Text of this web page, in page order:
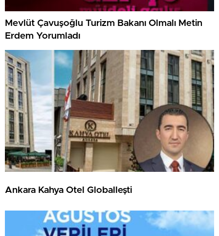
Mevlüt Çavuşoğlu Turizm Bakanı Olmalı Metin
Erdem Yorumladı
Ankara Kahya Otel Globalleşti